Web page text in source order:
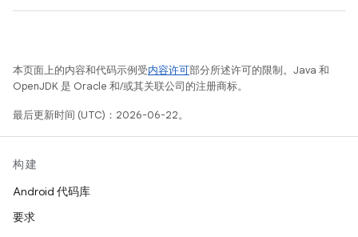
本页面上的内容和代码示例受内容许可部分所述许可的限制。Java 和
OpenJDK 是 Oracle 和/或其关联公司的注册商标。
最后更新时间 (UTC)：2026-06-22。
构建
Android 代码库
要求